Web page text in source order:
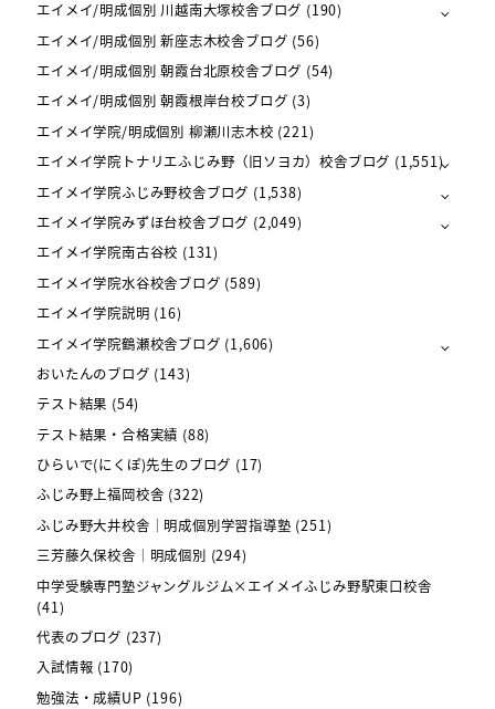
エイメイ/明成個別 川越南大塚校舎ブログ (190)
エイメイ/明成個別 新座志木校舎ブログ (56)
エイメイ/明成個別 朝霞台北原校舎ブログ (54)
エイメイ/明成個別 朝霞根岸台校ブログ (3)
エイメイ学院/明成個別 柳瀬川志木校 (221)
エイメイ学院トナリエふじみ野（旧ソヨカ）校舎ブログ (1,551)
エイメイ学院ふじみ野校舎ブログ (1,538)
エイメイ学院みずほ台校舎ブログ (2,049)
エイメイ学院南古谷校 (131)
エイメイ学院水谷校舎ブログ (589)
エイメイ学院説明 (16)
エイメイ学院鶴瀬校舎ブログ (1,606)
おいたんのブログ (143)
テスト結果 (54)
テスト結果・合格実績 (88)
ひらいで(にくぽ)先生のブログ (17)
ふじみ野上福岡校舎 (322)
ふじみ野大井校舎｜明成個別学習指導塾 (251)
三芳藤久保校舎｜明成個別 (294)
中学受験専門塾ジャングルジム×エイメイふじみ野駅東口校舎
(41)
代表のブログ (237)
入試情報 (170)
勉強法・成績UP (196)